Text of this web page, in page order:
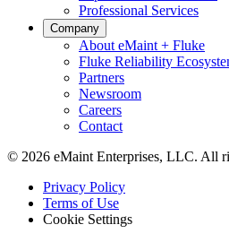
Regulatorische Compliance
Prüfpfade, Validierung,
Gastgewerbe
Gästeorientierte Anlagen an
Professional Services
Company
About eMaint + Fluke
Fluke Reliability
Partners
Newsroom
Careers
Contact
© 2026 eMaint Enterprises, LLC. All
Footer
Legal
Privacy Policy
Terms of Use
Cookie Settings